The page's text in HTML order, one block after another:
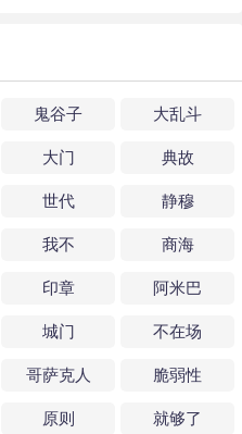
鬼谷子 大乱斗
大门 典故
世代 静穆
我不 商海
印章 阿米巴
城门 不在场
哥萨克人 脆弱性
原则 就够了